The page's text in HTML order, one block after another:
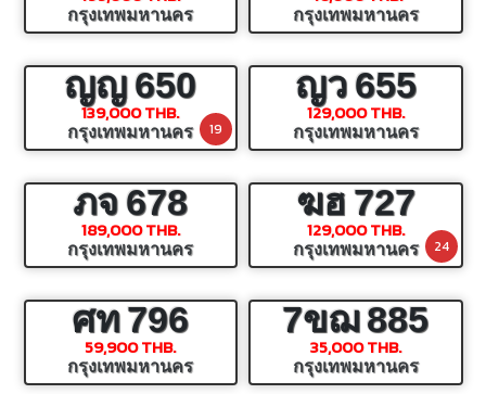
กรุงเทพมหานคร กรุงเทพมหานคร
ญญ650
139,000 THB.
กรุงเทพมหานคร 19
ญว655
129,000 THB.
กรุงเทพมหานคร
ภจ678
189,000 THB.
กรุงเทพมหานคร
ฆฮ 727
129,000 THB.
กรุงเทพมหานคร 24
ศท 796
59,900 THB.
กรุงเทพมหานคร
7ขฌ885
35,000 THB.
กรุงเทพมหานคร